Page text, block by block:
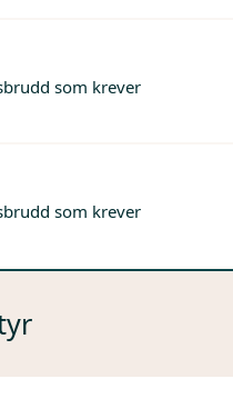
som krever
som krever